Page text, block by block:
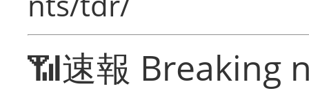
📶速報 Breaking